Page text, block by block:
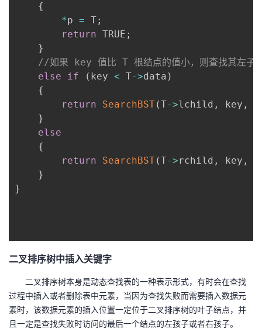
{
*p = T;
return TRUE ;
}
//如果 key 值比 T 根结点的值小，则查找其左子
else
if ( key < T->data )
{
return
SearchBST(T->lchild , key ,
}
else
{
return
SearchBST(T->rchild , key ,
}
}
二叉排序树中插入关键字
二叉排序树本身是动态查找表的一种表示形式，有时会在查找
过程中插入或者删除表中元素，当因为查找失败而需要插入数据元
素时，该数据元素的插入位置一定位于二叉排序树的叶子结点，并
且一定是查找失败时访问的最后一个结点的左孩子或者右孩子。